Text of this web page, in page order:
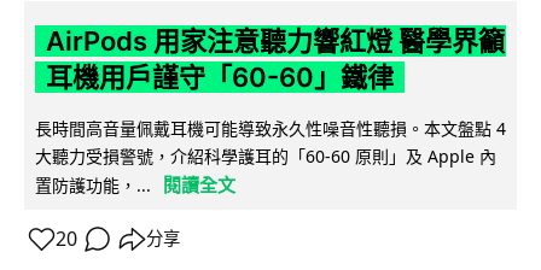
AirPods 用家注意聽力響紅燈 醫學界籲
耳機用戶謹守「60-60」鐵律
長時間高音量佩戴耳機可能導致永久性噪音性聽損。本文盤點 4
大聽力受損警號，介紹科學護耳的「60-60 原則」及 Apple 內
置防護功能，...
閱讀全文
20 分享